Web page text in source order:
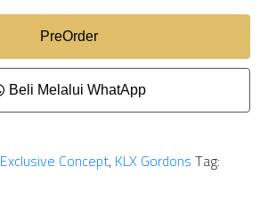
PreOrder
Beli Melalui WhatApp
Exclusive Concept, KLX GordonsTag: